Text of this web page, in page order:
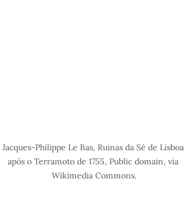
Jacques-Philippe Le Bas, Ruinas da Sé de Lisboa
após o Terramoto de 1755, Public domain, via
Wikimedia Commons.